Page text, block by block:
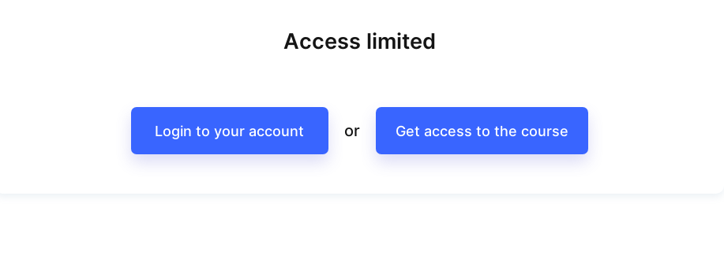
Access limited
Login to your account or Get access to the course